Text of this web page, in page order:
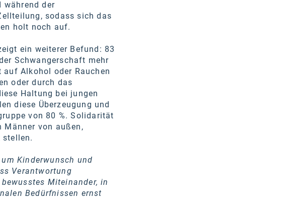
während der
sodass sich das
holt noch auf.
ein weiterer Befund: 83
Schwangerschaft mehr
Alkohol oder Rauchen
oder durch das
Haltung bei jungen
diese Überzeugung und
von 80 %. Solidarität
Männer von außen,
stellen.
Kinderwunsch und
Verantwortung
Miteinander, in
Bedürfnissen ernst